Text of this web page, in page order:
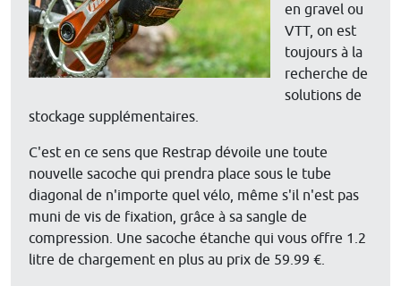
en gravel ou
VTT, on est
toujours à la
recherche de
solutions de
stockage supplémentaires.
C'est en ce sens que Restrap dévoile une toute
nouvelle sacoche qui prendra place sous le tube
diagonal de n'importe quel vélo, même s'il n'est pas
muni de vis de fixation, grâce à sa sangle de
compression. Une sacoche étanche qui vous offre 1.2
litre de chargement en plus au prix de 59.99 €.